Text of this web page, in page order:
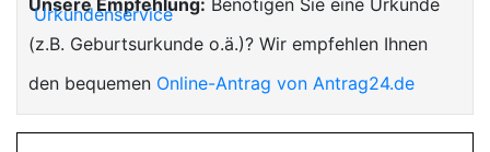
Urkundenservice
Unsere Empfehlung: Benötigen Sie eine Urkunde
(z.B. Geburtsurkunde o.ä.)? Wir empfehlen Ihnen
den bequemen Online-Antrag von Antrag24.de